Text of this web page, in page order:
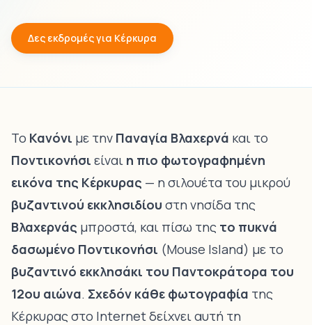
Δες εκδρομές για Κέρκυρα
Το Κανόνι με την Παναγία Βλαχερνά και το
Ποντικονήσι είναι η πιο φωτογραφημένη
εικόνα της Κέρκυρας — η σιλουέτα του μικρού
βυζαντινού εκκλησιδίου στη νησίδα της
Βλαχερνάς μπροστά, και πίσω της το πυκνά
δασωμένο Ποντικονήσι (Mouse Island) με το
βυζαντινό εκκλησάκι του Παντοκράτορα του
12ου αιώνα. Σχεδόν κάθε φωτογραφία της
Κέρκυρας στο Internet δείχνει αυτή τη